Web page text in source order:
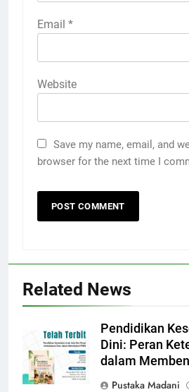
Email *
Website
Save my name, email, and
browser for the next time I
Related News
Pendidikan
Dini: Peran
dalam
Pustaka Madani